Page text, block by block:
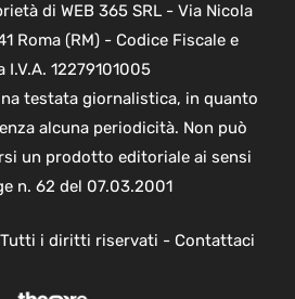
di WEB 365 SRL - Via Nicola
Roma (RM) - Codice Fiscale e
I.V.A. 12279101005
testata giornalistica, in quanto
alcuna periodicità. Non può
un prodotto editoriale ai sensi
n. 62 del 07.03.2001
i diritti riservati - Contattaci